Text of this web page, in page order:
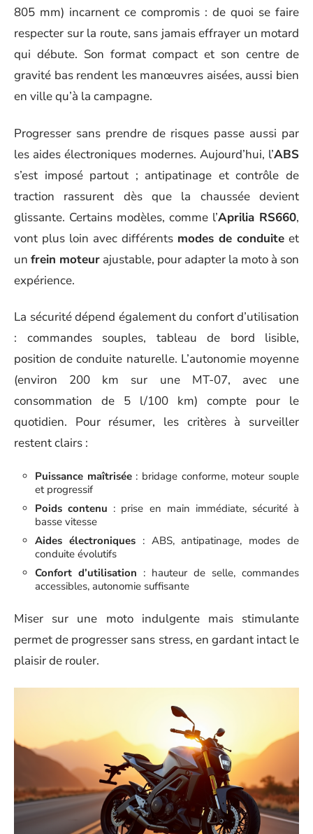
805 mm) incarnent ce compromis : de quoi se faire
respecter sur la route, sans jamais effrayer un motard
qui débute. Son format compact et son centre de
gravité bas rendent les manœuvres aisées, aussi bien
en ville qu’à la campagne.
Progresser sans prendre de risques passe aussi par
les aides électroniques modernes. Aujourd’hui, l’ABS
s’est imposé partout ; antipatinage et contrôle de
traction rassurent dès que la chaussée devient
glissante. Certains modèles, comme l’Aprilia RS660,
vont plus loin avec différents modes de conduite et
un frein moteur ajustable, pour adapter la moto à son
expérience.
La sécurité dépend également du confort d’utilisation
: commandes souples, tableau de bord lisible,
position de conduite naturelle. L’autonomie moyenne
(environ 200 km sur une MT-07, avec une
consommation de 5 l/100 km) compte pour le
quotidien. Pour résumer, les critères à surveiller
restent clairs :
Puissance maîtrisée: bridage conforme, moteur souple
et progressif
Poids contenu : prise en main immédiate, sécurité à
basse vitesse
Aides électroniques: ABS, antipatinage, modes de
conduite évolutifs
Confort d’utilisation : hauteur de selle, commandes
accessibles, autonomie suffisante
Miser sur une moto indulgente mais stimulante
permet de progresser sans stress, en gardant intact le
plaisir de rouler.